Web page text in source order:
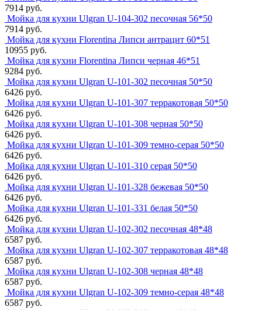
7914 руб.
Мойка для кухни Ulgran U-104-302 песочная 56*50
7914 руб.
Мойка для кухни Florentina Липси антрацит 60*51
10955 руб.
Мойка для кухни Florentina Липси черная 46*51
9284 руб.
Мойка для кухни Ulgran U-101-302 песочная 50*50
6426 руб.
Мойка для кухни Ulgran U-101-307 терракотовая 50*50
6426 руб.
Мойка для кухни Ulgran U-101-308 черная 50*50
6426 руб.
Мойка для кухни Ulgran U-101-309 темно-серая 50*50
6426 руб.
Мойка для кухни Ulgran U-101-310 серая 50*50
6426 руб.
Мойка для кухни Ulgran U-101-328 бежевая 50*50
6426 руб.
Мойка для кухни Ulgran U-101-331 белая 50*50
6426 руб.
Мойка для кухни Ulgran U-102-302 песочная 48*48
6587 руб.
Мойка для кухни Ulgran U-102-307 терракотовая 48*48
6587 руб.
Мойка для кухни Ulgran U-102-308 черная 48*48
6587 руб.
Мойка для кухни Ulgran U-102-309 темно-серая 48*48
6587 руб.